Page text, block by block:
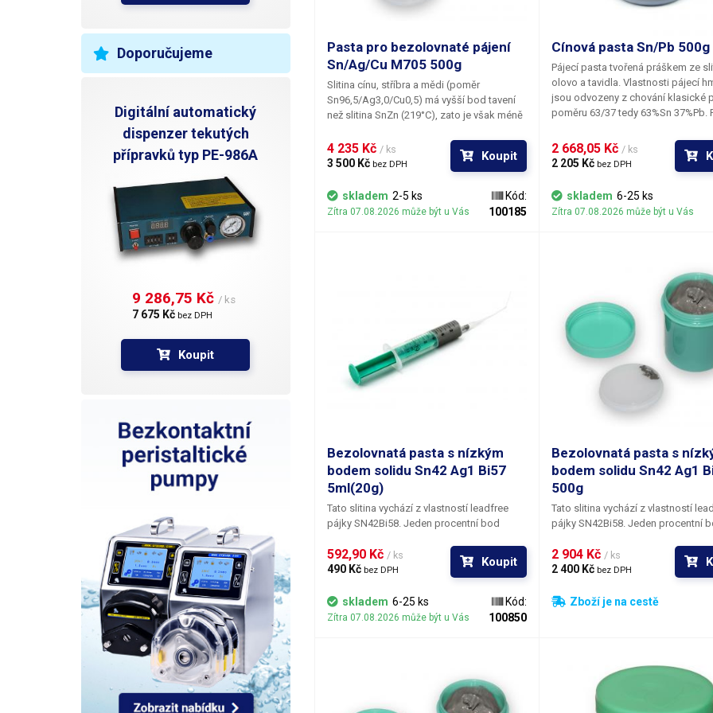
Doporučujeme
Digitální automatický
dispenzer tekutých
přípravků typ PE-986A
9 286,75 Kč / ks
7 675 Kč bez DPH
Koupit
Pasta pro bezolovnaté pájení
Sn/Ag/Cu M705 500g
Slitina cínu, stříbra a mědi (poměr
Sn96,5/Ag3,0/Cu0,5) má vyšší bod tavení
než slitina SnZn (219°C), zato je však méně
že u olovnaté pájky Sn/Pb je dosaženo
tekutého stavu při teplotě 183°C. Tato pájka
se vyznačuje vynikající spolehlivostí -
letované spoje jsou mnohem pevnější a při
namáhání mají mnohem lepší odolnost
proti vytváření a šíření poruch krystalové
4 235 Kč / ks
3 500 Kč bez DPH
Koupit
skladem 2-5 ks
Zítra 07.08.2026 může být u Vás
Kód:
100185
Cínová pasta Sn/Pb 500g
Pájecí pasta tvořená práškem ze
olovo a tavidla. Vlastnosti pájecí
jsou odvozeny z chování klasické
poměru 63/37 tedy 63%Sn 37%Pb.
směsi doporučujeme při
skladování uchovávat pastu v
obnovaní původní konzistence po
dlouhém uložení je vhodné pastu
do horké vody; samozřejmě tak,
voda nedostala do kontaktu s
2 668,05 Kč / ks
2 205 Kč bez DPH
skladem 6-25 ks
Zítra 07.08.2026 může být u Vás
Bezolovnatá pasta s nízkým
bodem solidu Sn42 Ag1 Bi57
5ml(20g)
Tato slitina vychází z vlastností leadfree
pájky SN42Bi58. Jeden procentní bod
přináší zlepšení mechanických i
elektrických vlastností, zejména však
z používaných substituentů olova
v bezolovnatých pájkách je bismut (Bi) a
592,90 Kč / ks
490 Kč bez DPH
Koupit
skladem 6-25 ks
Zítra 07.08.2026 může být u Vás
Kód:
100850
Bezolovnatá pasta s
bodem solidu Sn42 Ag1
500g
Tato slitina vychází z vlastností
pájky SN42Bi58. Jeden procentní
přináší zlepšení mechanických i
elektrických vlastností, zejména
z používaných substituentů olova
v bezolovnatých pájkách je bismut
2 904 Kč / ks
2 400 Kč bez DPH
Zboží je na cestě